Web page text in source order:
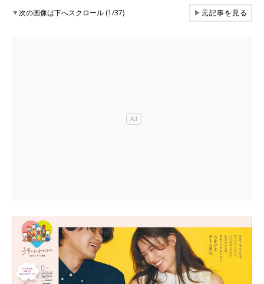
▼次の画像は下へスクロール (1/37) ▶元記事を見る